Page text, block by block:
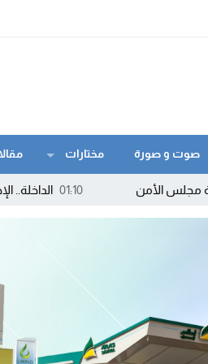
صوت و صورة مختارات
01:10 الداخلة.. الإطاحة بمروج